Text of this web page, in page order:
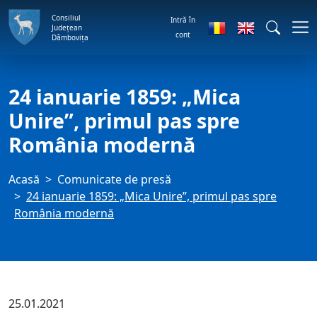
Consiliul
Județean
Dâmbovița
Intră în
cont
24 ianuarie 1859: „Mica
Unire”, primul pas spre
România modernă
Acasă
Comunicate de presă
24 ianuarie 1859: „Mica Unire”, primul pas spre
România modernă
25.01.2021